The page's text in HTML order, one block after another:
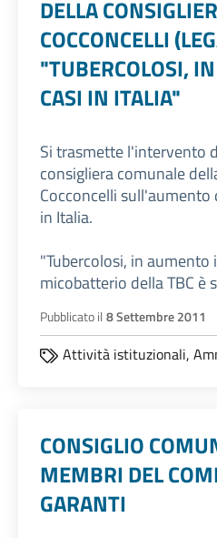
DELLA
COCCONCELLI
"TUBERCOLOSI,
CASI IN ITALIA"
Si trasmette l'intervento
consigliera comunale
Cocconcelli sull'aumento
in Italia.
"Tubercolosi, in aumento
micobatterio della TBC è
Pubblicato il 8 Settembre 2011
Attività istituzionali,
CONSIGLIO
MEMBRI DEL
GARANTI